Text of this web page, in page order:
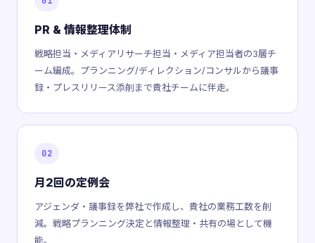
PR & 情報整理体制
戦略担当・メディアリサーチ担当・メディア担当者の3層チ
ーム編成。プランニング/ディレクション/コンサルから議事
録・プレスリリース添削まで貴社チームに伴走。
02
月2回の定例会
アジェンダ・議事録を弊社で作成し、貴社の業務工数を削
減。戦略プランニング決定と情報整理・共有の場として機
能。